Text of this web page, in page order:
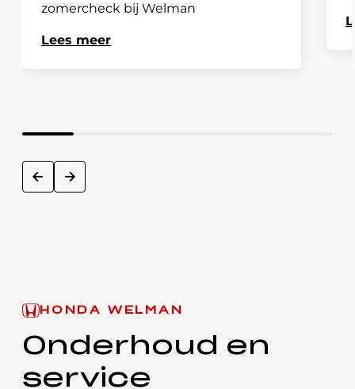
zomercheck bij Welman
Lees meer
prev next
HONDA WELMAN
Onderhoud en
service